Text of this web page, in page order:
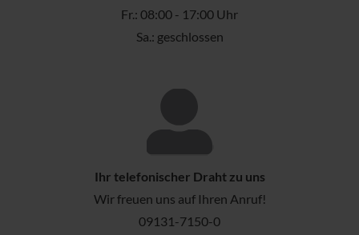
Fr.: 08:00 - 17:00 Uhr
Sa.: geschlossen
Ihr telefonischer Draht zu uns
Wir freuen uns auf Ihren Anruf!
09131-7150-0